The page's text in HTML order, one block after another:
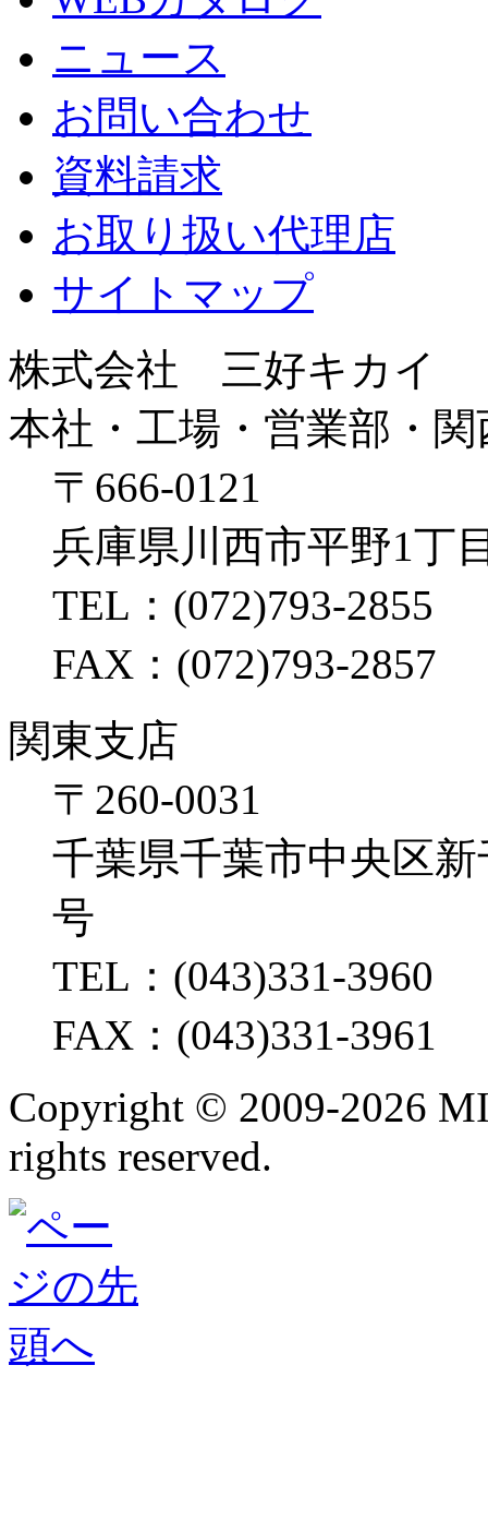
ニュース
お問い合わせ
資料請求
お取り扱い代理店
サイトマップ
株式会社 三好キカイ
本社・工場・営業部・関
〒666-0121
兵庫県川西市平野1丁
TEL：(072)793-2855
FAX：(072)793-2857
関東支店
〒260-0031
千葉県千葉市中央区
号
TEL：(043)331-3960
FAX：(043)331-3961
Copyright © 2009-2026
rights reserved.